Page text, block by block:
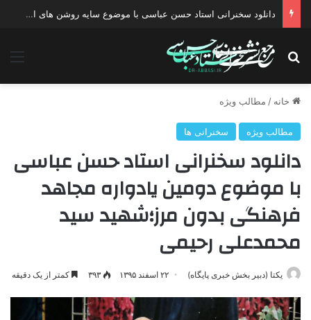
دانلود سخنرانی استاد حسن عباسی با موضوع سایه روشن های انتخاب یک نامزد اصلح
جستجو برای
خانه / مطالب ویژه
مطالب ویژه سخنرانی ها
دانلود سخنرانی استاد حسن عباسی
با موضوع دومین یادواره مجاهد
فرهنگی بدون مرز؛شهید سید
محمدعلی رحیمی
یکتا (دبیر بخش خبری پایگاه) ۲۲ اسفند ۱۳۹۵ ۳۹۳ کمتر از یک دقیقه